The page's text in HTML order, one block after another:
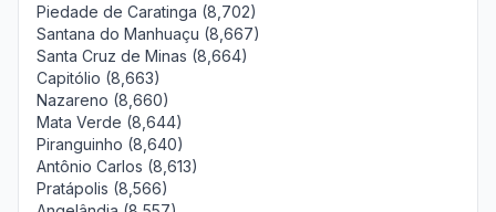
Piedade de Caratinga (8,702)
Santana do Manhuaçu (8,667)
Santa Cruz de Minas (8,664)
Capitólio (8,663)
Nazareno (8,660)
Mata Verde (8,644)
Piranguinho (8,640)
Antônio Carlos (8,613)
Pratápolis (8,566)